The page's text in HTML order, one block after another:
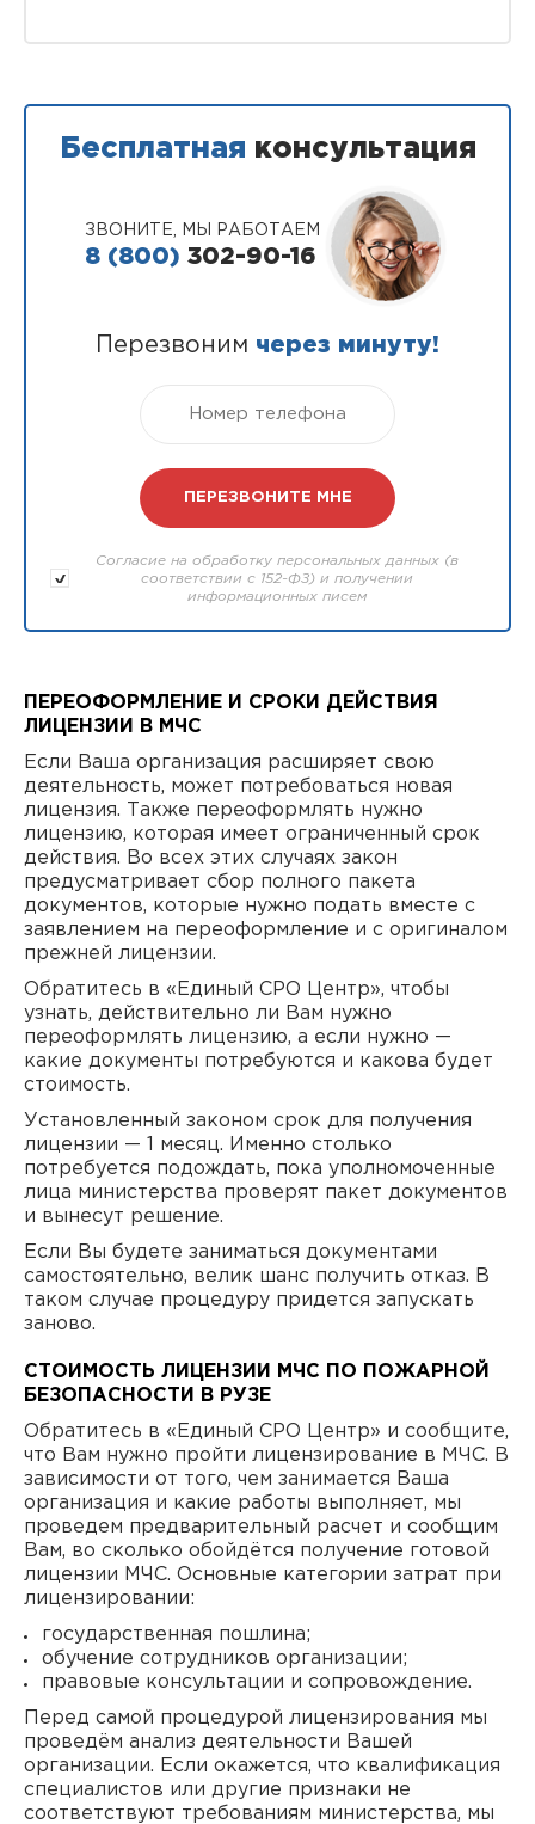
Бесплатная консультация
ЗВОНИТЕ, МЫ РАБОТАЕМ
8 (800) 302-90-16
Перезвоним через минуту!
Согласие на обработку персональных данных (в
соответствии с 152-ФЗ) и получении
информационных писем
ПЕРЕОФОРМЛЕНИЕ И СРОКИ ДЕЙСТВИЯ
ЛИЦЕНЗИИ В МЧС
Если Ваша организация расширяет свою
деятельность, может потребоваться новая
лицензия. Также переоформлять нужно
лицензию, которая имеет ограниченный срок
действия. Во всех этих случаях закон
предусматривает сбор полного пакета
документов, которые нужно подать вместе с
заявлением на переоформление и с оригиналом
прежней лицензии.
Обратитесь в «Единый СРО Центр», чтобы
узнать, действительно ли Вам нужно
переоформлять лицензию, а если нужно —
какие документы потребуются и какова будет
стоимость.
Установленный законом срок для получения
лицензии — 1 месяц. Именно столько
потребуется подождать, пока уполномоченные
лица министерства проверят пакет документов
и вынесут решение.
Если Вы будете заниматься документами
самостоятельно, велик шанс получить отказ. В
таком случае процедуру придется запускать
заново.
СТОИМОСТЬ ЛИЦЕНЗИИ МЧС ПО ПОЖАРНОЙ
БЕЗОПАСНОСТИ В РУЗЕ
Обратитесь в «Единый СРО Центр» и сообщите,
что Вам нужно пройти лицензирование в МЧС. В
зависимости от того, чем занимается Ваша
организация и какие работы выполняет, мы
проведем предварительный расчет и сообщим
Вам, во сколько обойдётся получение готовой
лицензии МЧС. Основные категории затрат при
лицензировании:
государственная пошлина;
обучение сотрудников организации;
правовые консультации и сопровождение.
Перед самой процедурой лицензирования мы
проведём анализ деятельности Вашей
организации. Если окажется, что квалификация
специалистов или другие признаки не
соответствуют требованиям министерства, мы